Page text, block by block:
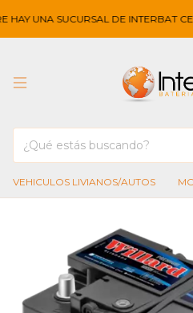
SUCURSAL DE INTERBAT CERCA.
VEHICULOS LIVIANOS/AUTOS